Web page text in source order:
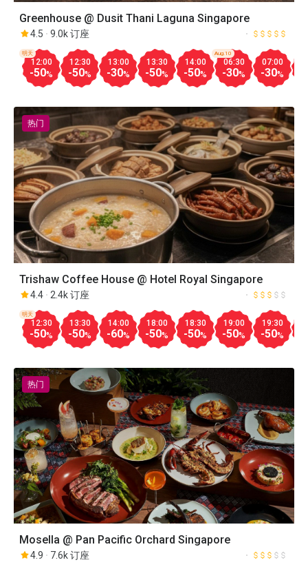
Greenhouse @ Dusit Thani Laguna Singapore
4.5 9.0k 订座
12:00
-50%
明天
12:30
-50%
13:00
-30%
13:30
-50%
14:00
-50%
06:30
-30%
Aug.10
07:00
-30%
Trishaw Coffee House @ Hotel Royal Singapore
4.4 2.4k 订座
12:30
-50%
明天
13:30
-50%
14:00
-60%
18:00
-50%
18:30
-50%
19:00
-50%
19:30
-50%
热门
Mosella @ Pan Pacific Orchard Singapore
4.9 7.6k 订座
热门